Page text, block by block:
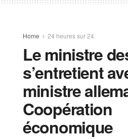
Home 24 heures sur 24
Le ministre
s’entretient
ministre
Coopération
économique